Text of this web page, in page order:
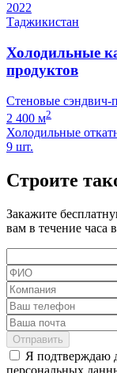
2022
Таджикистан
Холодильные
продуктов
Стеновые сэндвич-
2 400 м2
Холодильные
9 шт.
Строите
Закажите
вам в течение часа
Отправить
Я подтверждаю
персональных